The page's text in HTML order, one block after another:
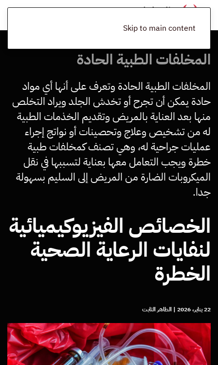
Skip to main content
المخلفات الطبية الحادة
المخلفات الطبية الحادة وتعرف على أنها أي مواد
حادة يمكن أن تجرح أو تخدش الجلد ويراد التخلص
منها بعد العناية بالمريض وتقديم الخذمات الطبية
له من تشخيص وعلاج وتحصينات أو نواتج إجراء
عمليات جراحية له، وهي تصنف كمخلفات طبية
خطرة ويجب التعامل معها بعناية لتسببها في نقل
الميكروبات الضارة من المريض إلى السليم بسهولة
جدا.
الخصائص الفيزيوكيميائية
لنفايات الرعاية الصحية
الخطرة
22 يناير، 2026 | الطاهر الثابت